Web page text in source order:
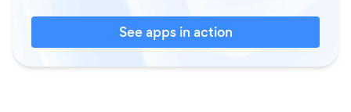
See apps in action